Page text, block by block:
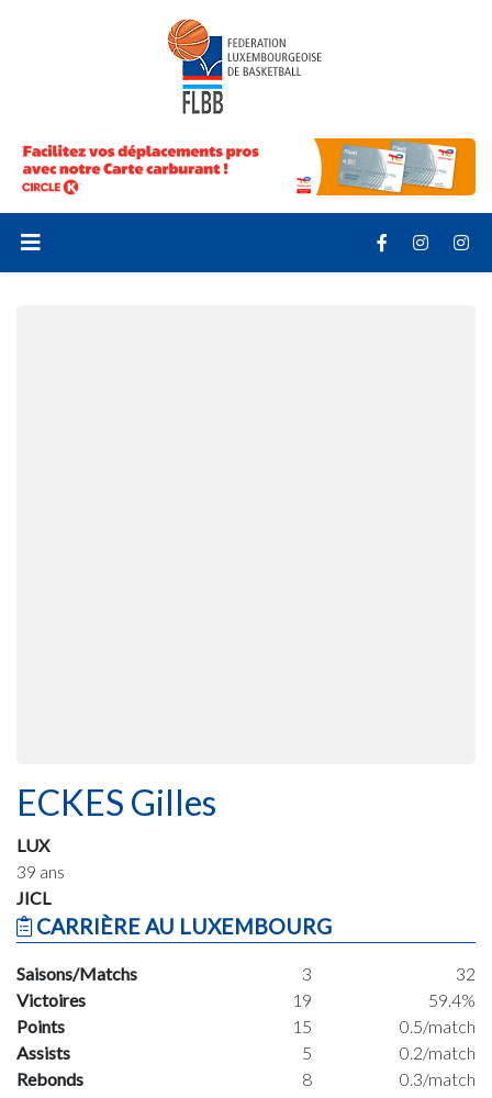
ECKES Gilles
LUX
39 ans
JICL
CARRIÈRE AU LUXEMBOURG
Saisons/Matchs 3
32
Victoires
19
59.4%
Points
15
0.5/match
Assists
5
0.2/match
Rebonds
8 0.3/match